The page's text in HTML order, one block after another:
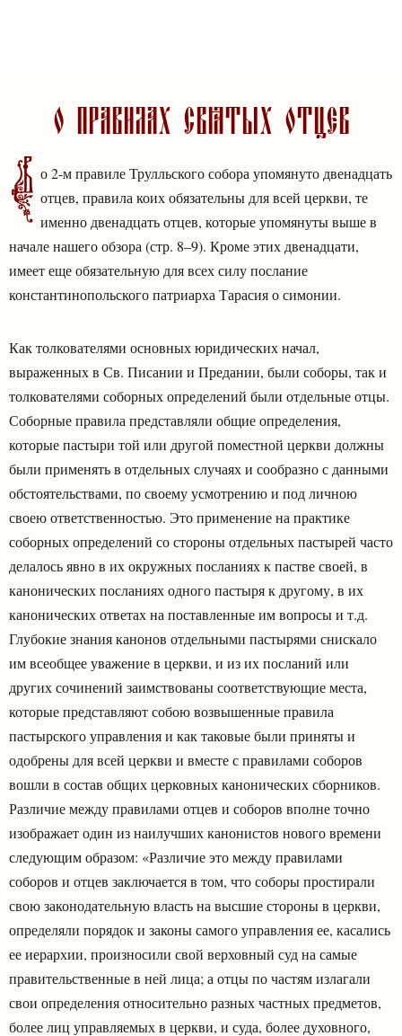
О правилах Святых Отцев
В о 2-м правиле Трулльского собора упомянуто двенадцать
отцев, правила коих обязательны для всей церкви, те
именно двенадцать отцев, которые упомянуты выше в
начале нашего обзора (стр. 8–9). Кроме этих двенадцати,
имеет еще обязательную для всех силу послание
константинопольского патриарха Тарасия о симонии.
Как толкователями основных юридических начал,
выраженных в Св. Писании и Предании, были соборы, так и
толкователями соборных определений были отдельные отцы.
Соборные правила представляли общие определения,
которые пастыри той или другой поместной церкви должны
были применять в отдельных случаях и сообразно с данными
обстоятельствами, по своему усмотрению и под личною
своею ответственностью. Это применение на практике
соборных определений со стороны отдельных пастырей часто
делалось явно в их окружных посланиях к пастве своей, в
канонических посланиях одного пастыря к другому, в их
канонических ответах на поставленные им вопросы и т.д.
Глубокие знания канонов отдельными пастырями снискало
им всеобщее уважение в церкви, и из их посланий или
других сочинений заимствованы соответствующие места,
которые представляют собою возвышенные правила
пастырского управления и как таковые были приняты и
одобрены для всей церкви и вместе с правилами соборов
вошли в состав общих церковных канонических сборников.
Различие между правилами отцев и соборов вполне точно
изображает один из наилучших канонистов нового времени
следующим образом: «Различие это между правилами
соборов и отцев заключается в том, что соборы простирали
свою законодательную власть на высшие стороны в церкви,
определяли порядок и законы самого управления ее, касались
ее иерархии, произносили свой верховный суд на самые
правительственные в ней лица; а отцы по частям излагали
свои определения относительно разных частных предметов,
более лиц управляемых в церкви, и суда, более духовного,